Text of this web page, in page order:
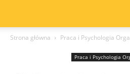
Strona główna Praca i Psychologia
Praca i Psychologia